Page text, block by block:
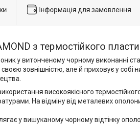
Інформація для замовлення
з термостійкого
у витонченому чорному виконанні
зовнішністю, але й приховує у
високоякісного
На відміну від металевих
у вишуканому чорному відтінку